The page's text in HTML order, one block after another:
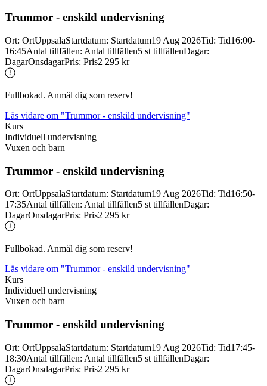
Trummor - enskild undervisning
Ort: OrtUppsalaStartdatum: Startdatum19 Aug 2026Tid: Tid16:00-
16:45Antal tillfällen: Antal tillfällen5 st tillfällenDagar:
DagarOnsdagarPris: Pris2 295 kr
Fullbokad. Anmäl dig som reserv!
Läs vidare om "Trummor - enskild undervisning"
Kurs
Individuell undervisning
Vuxen och barn
Trummor - enskild undervisning
Ort: OrtUppsalaStartdatum: Startdatum19 Aug 2026Tid: Tid16:50-
17:35Antal tillfällen: Antal tillfällen5 st tillfällenDagar:
DagarOnsdagarPris: Pris2 295 kr
Fullbokad. Anmäl dig som reserv!
Läs vidare om "Trummor - enskild undervisning"
Kurs
Individuell undervisning
Vuxen och barn
Trummor - enskild undervisning
Ort: OrtUppsalaStartdatum: Startdatum19 Aug 2026Tid: Tid17:45-
18:30Antal tillfällen: Antal tillfällen5 st tillfällenDagar:
DagarOnsdagarPris: Pris2 295 kr